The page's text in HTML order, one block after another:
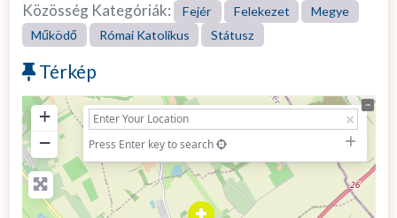
Közösség Kategóriák: Fejér Felekezet
Megye
Működő
Római Katolikus Státusz
Térkép
+
−
Press Enter key to search